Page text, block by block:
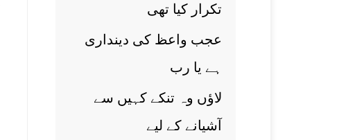
تکرار کيا تھی
عجب واعظ کی دينداری
ہے يا رب
لاؤں وہ تنکے کہيں سے
آشيانے کے ليے